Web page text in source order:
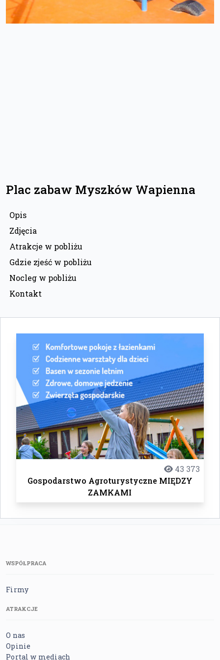
Plac zabaw Myszków Wapienna
Opis
Zdjęcia
Atrakcje w pobliżu
Gdzie zjeść w pobliżu
Nocleg w pobliżu
Kontakt
43 373
Gospodarstwo Agroturystyczne MIĘDZY
ZAMKAMI
WSPÓŁPRACA
Firmy
ATRAKCJE
O nas
Opinie
Portal w mediach